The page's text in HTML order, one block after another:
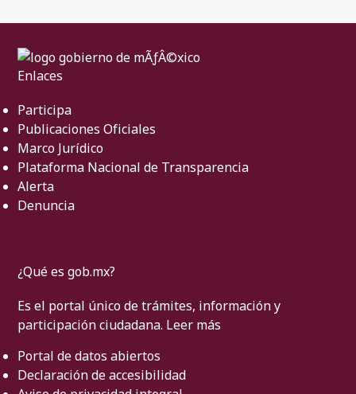
Enlaces
Participa
Publicaciones Oficiales
Marco Jurídico
Plataforma Nacional de Transparencia
Alerta
Denuncia
¿Qué es gob.mx?
Es el portal único de trámites, información y
participación ciudadana. Leer más
Portal de datos abiertos
Declaración de accesibilidad